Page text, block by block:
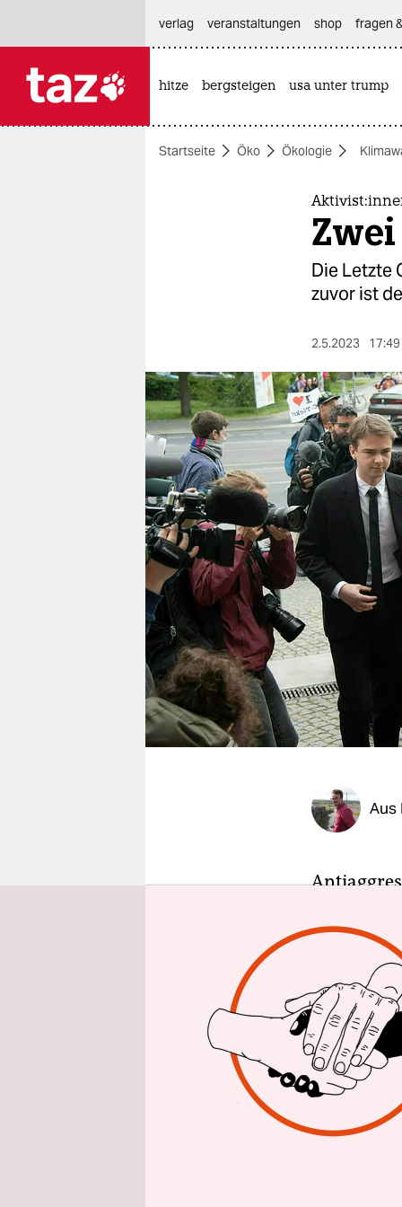
themen
berlin
nord
wahrheit
verlag
verlag
veranstaltungen
shop
fragen & hilfe
unterstützen
abo
verlag
veranstaltungen shop fragen
hitze bergsteigen usa unter trump
Startseite Öko Ökologie
Die Letzte
zuvor ist
2.5.2023
Aus
Gruppe
Wissing
Als
Aktivistin
eine